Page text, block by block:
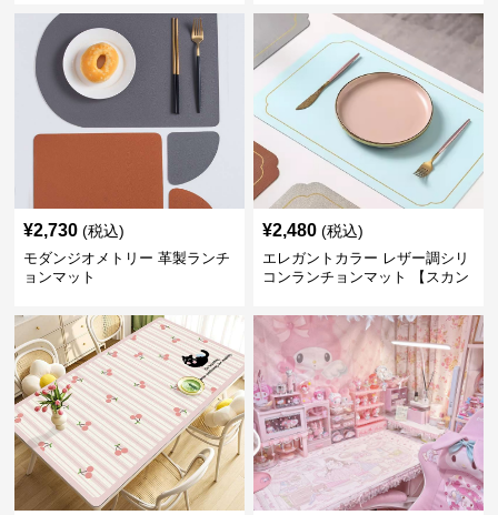
¥2,730 (税込)
モダンジオメトリー 革製ランチ
ョンマット
¥2,480 (税込)
エレガントカラー レザー調シリ
コンランチョンマット 【スカン